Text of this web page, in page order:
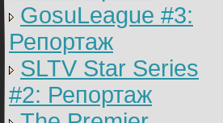
GosuLeague #3:
Репортаж
SLTV Star Series
#2: Репортаж